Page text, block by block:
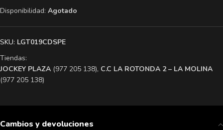
Disponibilidad: Agotado
SKU: LGT019CDSPE
Tiendas:
​JOCKEY PLAZA (977 205 138), ​C.C LA ROTONDA 2 – LA MOLINA
(977 205 138)
Cambios y devoluciones